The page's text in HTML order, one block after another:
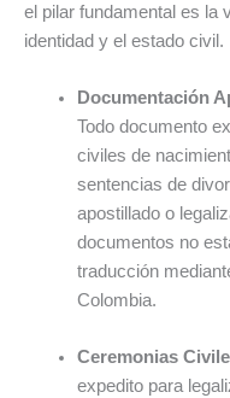
el pilar fundamental es la
identidad y el estado civil.
Documentación
Todo documento
civiles de
sentencias de
apostillado o
documentos no
traducción
Colombia.
Ceremonias
expedito para